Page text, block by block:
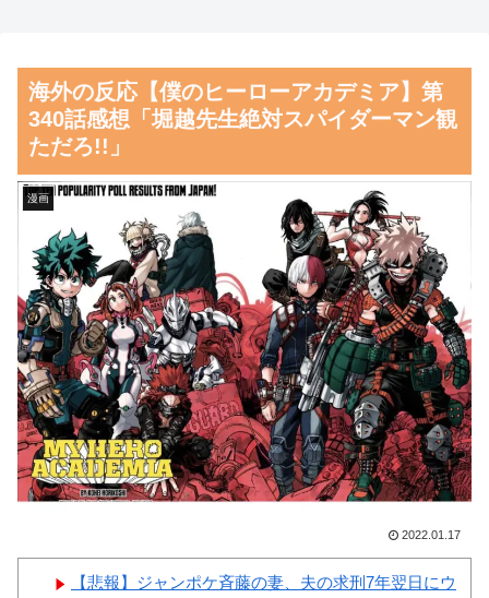
メ」、増えすぎてフェミにバレ
るｗｗｗｗ
【朗報】齋藤飛鳥、前屈みで
完全に見えてる動画が拡散され
てしまう…
磁気嵐、地球由来のイオンが
主導…JAXAの衛星「あらせ」
が観測！
舌を絡ませて、唾液交換して
── ちゅっちゅしながらの濃厚
エッ画像♪
海外「日本よ、お前がナンバ
ーワンだ」 熊本地震直後の日
本の対応のスピードに世界が衝
に海外が大騒ぎ
外国人「親子丼という日本の
料理の直訳を知ってしまっ
韓国人「昨日Jリーグで韓国
人選手絶対やってはいけないプ
レーで退場となる」
韓国人「日本人が絶対に違法
駐車をしない本当の理由がこち
ら…」→「これが正解」「その
通りだ…（ﾌﾞﾙﾌﾞﾙ」＝韓国の
反応
韓国人「韓国人が日本のラー
メンについて勘違いしているこ
とがこちら…」→「え
っ？？？？？？？？？？」＝韓
海外の反応【僕のヒーローアカデミア】第
340話感想「堀越先生絶対スパイダーマン観
ただろ!!」
漫画
2022.01.17
【悲報】ジャンポケ斉藤の妻、夫の求刑7年翌日にウ